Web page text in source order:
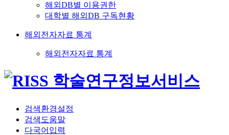
해외DB별 이용권한
대학별 해외DB 구독현황
해외전자자료 통계
해외전자자료 통계
검색환경설정
검색도움말
다국어입력